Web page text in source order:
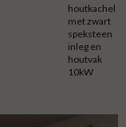
houtkachel
met zwart
speksteen
inleg en
houtvak
10kW